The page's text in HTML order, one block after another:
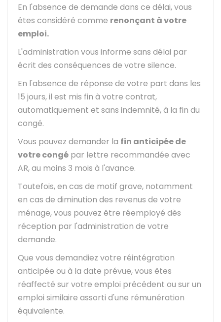
En l'absence de demande dans ce délai, vous
êtes considéré comme renonçant à votre
emploi.
L'administration vous informe sans délai par
écrit des conséquences de votre silence.
En l'absence de réponse de votre part dans les
15 jours, il est mis fin à votre contrat,
automatiquement et sans indemnité, à la fin du
congé.
Vous pouvez demander la fin anticipée de
votre congé par lettre recommandée avec
AR, au moins 3 mois à l'avance.
Toutefois, en cas de motif grave, notamment
en cas de diminution des revenus de votre
ménage, vous pouvez être réemployé dès
réception par l'administration de votre
demande.
Que vous demandiez votre réintégration
anticipée ou à la date prévue, vous êtes
réaffecté sur votre emploi précédent ou sur un
emploi similaire assorti d'une rémunération
équivalente.